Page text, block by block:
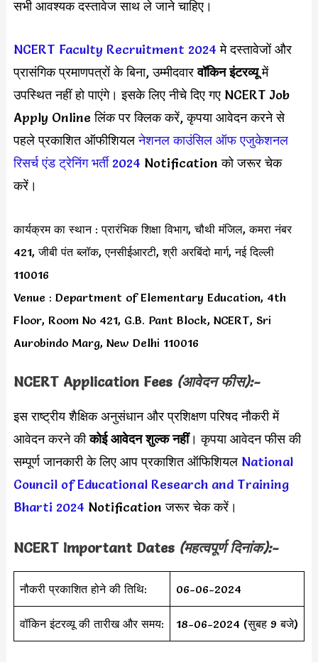
सभी आवश्यक दस्तावेज साथ ले जाने चाहिए।
NCERT Faculty Recruitment 2024 मे दस्तावेजों और
प्रासंगिक प्रमाणपत्रों के बिना, उम्मीदवारवॉकिन इंटरव्यूमें
उपस्थित नहीं हो पाएंगे। इसके लिए नीचे दिए गए NCERT Job
Apply Online लिंक पर क्लिक करें, कृपया आवेदन करने से
पहले प्रकाशित ऑफीशियलनेशनल काउंसिल ऑफ एजुकेशनल
रिसर्च एंड ट्रेनिंग भर्ती 2024 Notification को जरूर चेक
करें।
कार्यक्रम का स्थान : प्रारंभिक शिक्षा विभाग, चौथी मंजिल, कमरा नंबर
421, जीबी पंत ब्लॉक, एनसीईआरटी, श्री अरबिंदो मार्ग, नई दिल्ली
110016
Venue : Department of Elementary Education, 4th
Floor, Room No 421, G.B. Pant Block, NCERT, Sri
Aurobindo Marg, New Delhi 110016
NCERT Application Fees (आवेदन फीस):-
इस राष्ट्रीय शैक्षिक अनुसंधान और प्रशिक्षण परिषद नौकरी में
आवेदन करने कीकोई आवेदन शुल्क नहीं। कृपया आवेदन फीस की
सम्पूर्ण जानकारी के लिए आप प्रकाशित ऑफिशियल National
Council of Educational Research and Training
Bharti 2024 Notification जरूर चेक करें।
NCERT Important Dates (महत्वपूर्ण दिनांक):-
नौकरी प्रकाशित होने की तिथि: 06-06-2024
वॉकिन इंटरव्यू की तारीख और समय: 18-06-2024 (सुबह 9 बजे)